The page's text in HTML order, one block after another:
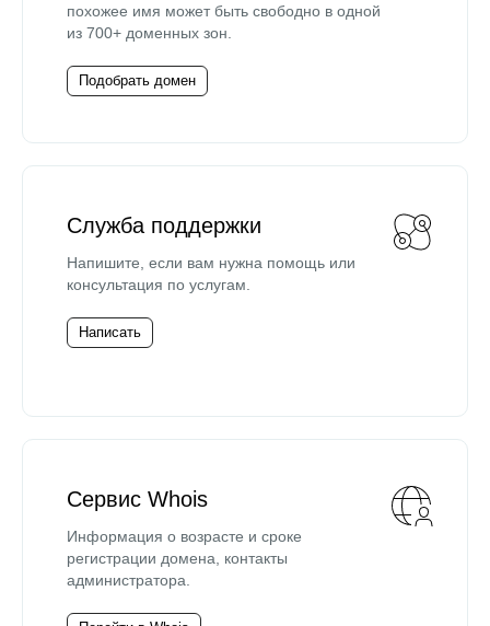
похожее имя может быть свободно в одной
из 700+ доменных зон.
Подобрать домен
Служба поддержки
Напишите, если вам нужна помощь или
консультация по услугам.
Написать
Сервис Whois
Информация о возрасте и сроке
регистрации домена, контакты
администратора.